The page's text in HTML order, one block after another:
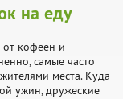
на еду
от кофеен и
самые часто
места. Куда
ужин, дружеские